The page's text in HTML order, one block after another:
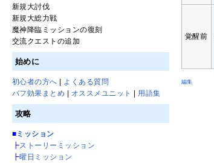
覚醒前
編集
新規大討伐
新規大総力戦
魔神降臨ミッションの復刻
交流クエストの追加
始めに
初心者の方へ | よくある質問
バフ効果まとめ | オススメユニット | 用語集
攻略
■ ミッション
┣ストーリーミッション
┣曜日ミッション